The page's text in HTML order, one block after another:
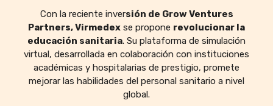
Con la reciente inversión de Grow Ventures
Partners, Virmedex se propone revolucionar la
educación sanitaria. Su plataforma de simulación
virtual, desarrollada en colaboración con instituciones
académicas y hospitalarias de prestigio, promete
mejorar las habilidades del personal sanitario a nivel
global.